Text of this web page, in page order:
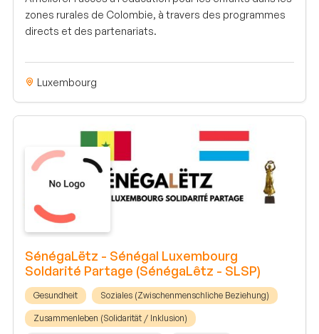
zones rurales de Colombie, à travers des programmes
directs et des partenariats.
Luxembourg
SénégaLëtz - Sénégal Luxembourg
Soldarité Partage (SénégaLêtz - SLSP)
Gesundheit Soziales (Zwischenmenschliche Beziehung)
Zusammenleben (Solidarität / Inklusion)